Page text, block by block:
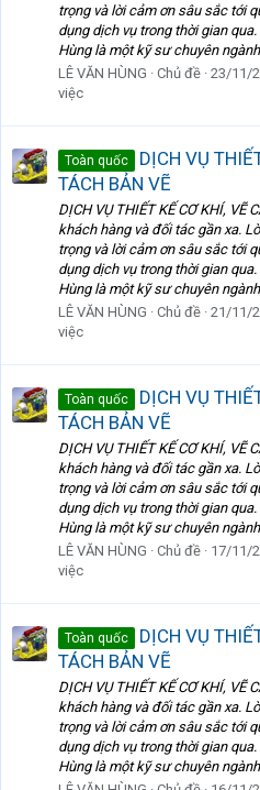
trọng và lời cảm ơn sâu sắc tới
dụng dịch vụ trong thời gian
Hùng là một kỹ sư chuyên
LÊ VĂN HÙNG
Chủ đề 23/11/
việc
Toàn quốc
DỊCH VỤ
TÁCH BẢN VẼ
DỊCH VỤ THIẾT KẾ CƠ KHÍ, VẼ
khách hàng và đối tác gần xa.
trọng và lời cảm ơn sâu sắc tới
dụng dịch vụ trong thời gian
Hùng là một kỹ sư chuyên
LÊ VĂN HÙNG
Chủ đề 21/11/
việc
Toàn quốc
DỊCH VỤ
TÁCH BẢN VẼ
DỊCH VỤ THIẾT KẾ CƠ KHÍ, VẼ
khách hàng và đối tác gần xa.
trọng và lời cảm ơn sâu sắc tới
dụng dịch vụ trong thời gian
Hùng là một kỹ sư chuyên
LÊ VĂN HÙNG
Chủ đề 17/11/
việc
Toàn quốc
DỊCH VỤ
TÁCH BẢN VẼ
DỊCH VỤ THIẾT KẾ CƠ KHÍ, VẼ
khách hàng và đối tác gần xa.
trọng và lời cảm ơn sâu sắc tới
dụng dịch vụ trong thời gian
Hùng là một kỹ sư chuyên